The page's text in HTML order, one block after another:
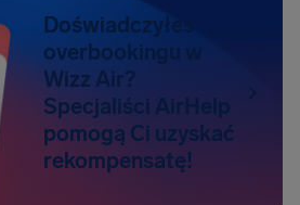
Doświadczyłeś
overbookingu w
Wizz Air?
Specjaliści AirHelp
pomogą Ci uzyskać
rekompensatę!